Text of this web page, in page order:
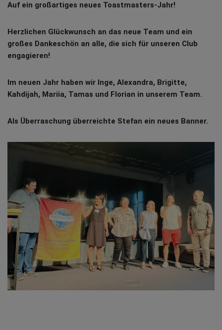
Auf ein großartiges neues Toastmasters-Jahr!
Herzlichen Glückwunsch an das neue Team und ein
großes Dankeschön an alle, die sich für unseren Club
engagieren!
Im neuen Jahr haben wir Inge, Alexandra, Brigitte,
Kahdijah, Mariia, Tamas und Florian in unserem Team.
Als Überraschung überreichte Stefan ein neues Banner.